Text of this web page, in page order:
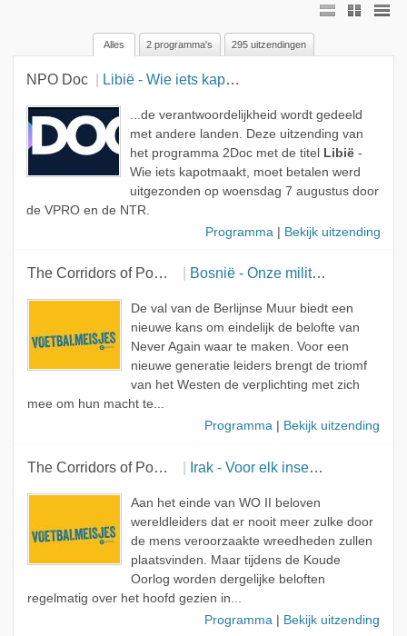
Alles 2 programma's 295 uitzendingen
NPO Doc Libië - Wie iets kapotmaakt, moet betalen
...de verantwoordelijkheid wordt gedeeld
met andere landen. Deze uitzending van
het programma 2Doc met de titel Libië-
Wie iets kapotmaakt, moet betalen werd
uitgezonden op woensdag 7 augustus door
de VPRO en de NTR.
Programma | Bekijk uitzending
The Corridors of Power Bosnië - Onze militairen zijn geen speelgoedsoldaatjes
De val van de Berlijnse Muur biedt een
nieuwe kans om eindelijk de belofte van
Never Again waar te maken. Voor een
nieuwe generatie leiders brengt de triomf
van het Westen de verplichting met zich
mee om hun macht te...
Programma | Bekijk uitzending
The Corridors of Power Irak - Voor elk insect is er een bestrijdingsmiddel
Aan het einde van WO II beloven
wereldleiders dat er nooit meer zulke door
de mens veroorzaakte wreedheden zullen
plaatsvinden. Maar tijdens de Koude
Oorlog worden dergelijke beloften
regelmatig over het hoofd gezien in...
Programma | Bekijk uitzending